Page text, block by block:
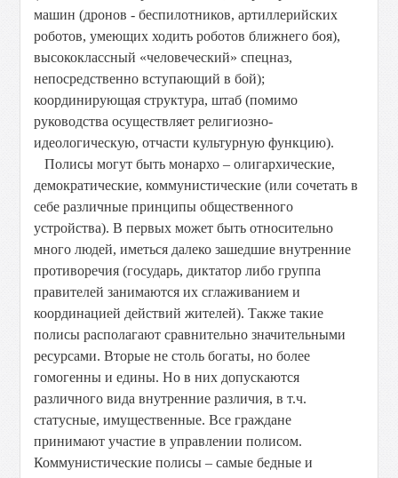
машин (дронов - беспилотников, артиллерийских
роботов, умеющих ходить роботов ближнего боя),
высококлассный «человеческий» спецназ,
непосредственно вступающий в бой);
координирующая структура, штаб (помимо
руководства осуществляет религиозно-
идеологическую, отчасти культурную функцию).
Полисы могут быть монархо – олигархические,
демократические, коммунистические (или сочетать в
себе различные принципы общественного
устройства). В первых может быть относительно
много людей, иметься далеко зашедшие внутренние
противоречия (государь, диктатор либо группа
правителей занимаются их сглаживанием и
координацией действий жителей). Также такие
полисы располагают сравнительно значительными
ресурсами. Вторые не столь богаты, но более
гомогенны и едины. Но в них допускаются
различного вида внутренние различия, в т.ч.
статусные, имущественные. Все граждане
принимают участие в управлении полисом.
Коммунистические полисы – самые бедные и